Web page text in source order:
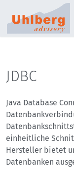
JDBC
Java Database
einheitliche
Hersteller bietet
Datenbanken